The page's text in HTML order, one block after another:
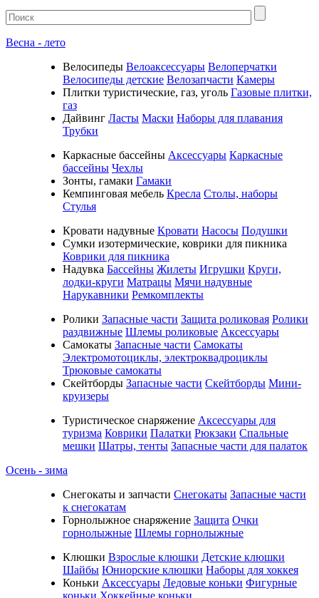
Весна - лето
Велосипеды Велоаксессуары Велоперчатки
Велосипеды детские Велозапчасти Камеры
Плитки туристические, газ, уголь Газовые плитки,
газ
Дайвинг Ласты Маски Наборы для плавания
Трубки
Каркасные бассейны Аксессуары Каркасные
бассейны Чехлы
Зонты, гамаки Гамаки
Кемпинговая мебель Кресла Столы, наборы
Стулья
Кровати надувные Кровати Насосы Подушки
Cумки изотермические, коврики для пикника
Коврики для пикника
Надувка Бассейны Жилеты Игрушки Круги,
лодки-круги Матрацы Мячи надувные
Нарукавники Ремкомплекты
Ролики Запасные части Защита роликовая Ролики
раздвижные Шлемы роликовые Аксессуары
Самокаты Запасные части Самокаты
Электромотоциклы, электроквадроциклы
Трюковые самокаты
Скейтборды Запасные части Скейтборды Мини-
круизеры
Туристическое снаряжение Аксессуары для
туризма Коврики Палатки Рюкзаки Спальные
мешки Шатры, тенты Запасные части для палаток
Осень - зима
Cнегокаты и запчасти Снегокаты Запасные части
к снегокатам
Горнолыжное снаряжение Защита Очки
горнолыжные Шлемы горнолыжные
Клюшки Взрослые клюшки Детские клюшки
Шайбы Юниорские клюшки Наборы для хоккея
Коньки Аксессуары Ледовые коньки Фигурные
коньки Хоккейные коньки